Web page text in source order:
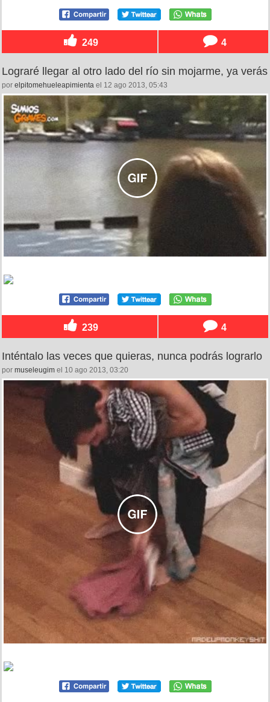
249 4
Lograré llegar al otro lado del río sin mojarme, ya verás
por elpitomehueleapimienta el 12 ago 2013, 05:43
239 4
Inténtalo las veces que quieras, nunca podrás lograrlo
por museleugim el 10 ago 2013, 03:20